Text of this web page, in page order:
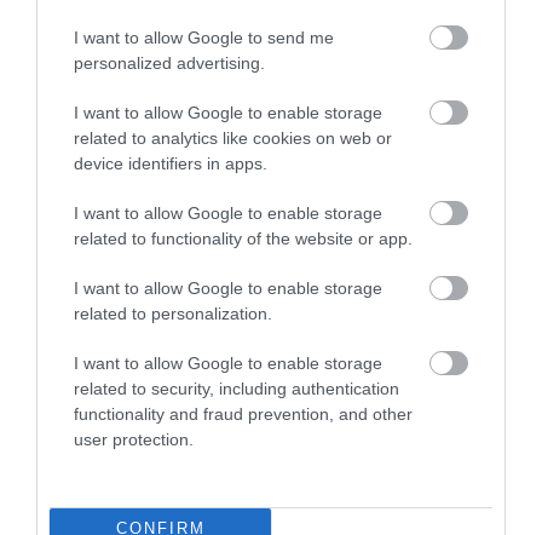
I want to allow Google to send me
personalized advertising.
I want to allow Google to enable storage
related to analytics like cookies on web or
device identifiers in apps.
I want to allow Google to enable storage
related to functionality of the website or app.
I want to allow Google to enable storage
related to personalization.
I want to allow Google to enable storage
related to security, including authentication
functionality and fraud prevention, and other
user protection.
CONFIRM
HÉTKÖZNAPI MADARAK ÉS
ELTŰNÉSE A NAGYOBB
A TERMÉSZET NEM SZERETI
AZ EGYHANGÚSÁGOT: A
STRATÉGIA
2026-07-31